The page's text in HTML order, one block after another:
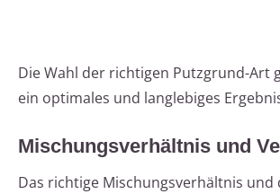
Die Wahl der richtigen Putzgrund-Art
ein optimales und langlebiges
Mischungsverhältnis und
Das richtige Mischungsverhältnis und